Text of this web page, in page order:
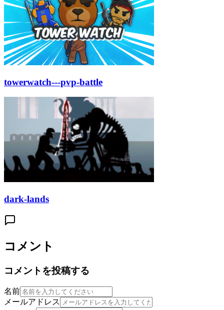
towerwatch---pvp-battle
dark-lands
コメント
コメントを投稿する
名前
メールアドレス